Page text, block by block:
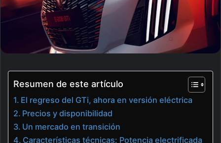
Resumen de este artículo
El regreso del GTi, ahora en versión eléctrica
Precios y disponibilidad
Un mercado en transición
Características técnicas: Potencia electrificada